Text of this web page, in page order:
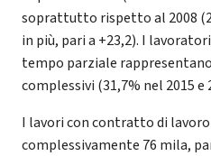
soprattutto rispetto al 2008
in più, pari a +23,2). I
tempo parziale
complessivi (31,7% nel 2015 e
I lavori con contratto di
complessivamente 76 mila,